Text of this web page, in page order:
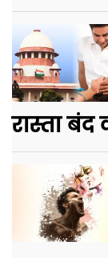
रास्ता बंद